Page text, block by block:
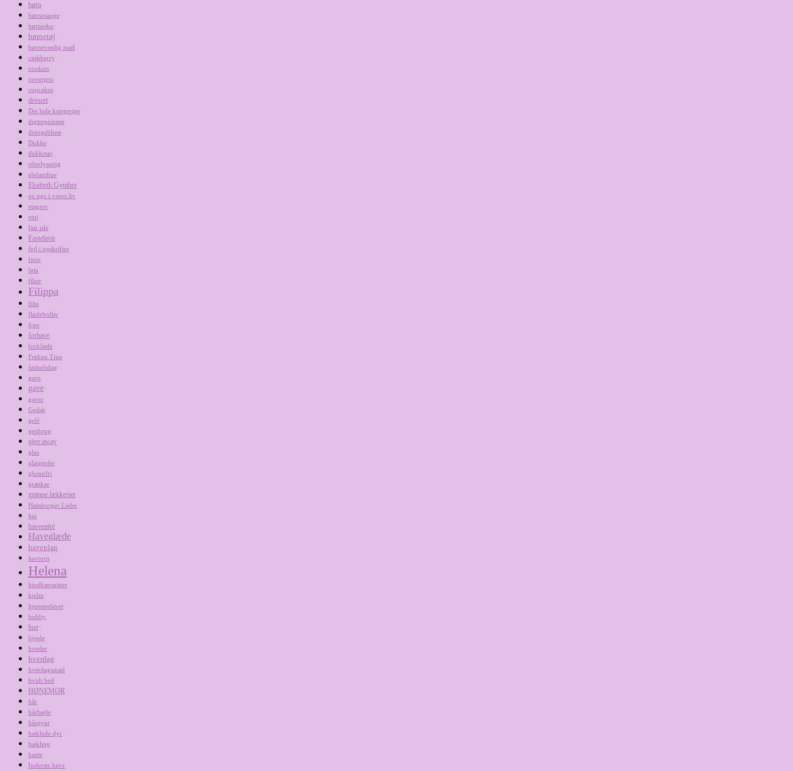
børn
børnesange
børnesko
børnetøj
børnevenlig mad
cashberry
cookies
coverpro
cupcakes
dessert
Det hele kongerige
digterprinsen
drengebluse
Dukke
dukketøj
efterlysning
elefanthue
Elsebeth Gynther
en uge i vores liv
etagere
etui
fair isle
Fastelavn
fejl i opskrifter
ferie
feta
fiber
Filippa
filte
flødeboller
foer
forhave
forklæde
Frøken Tina
fødselsdag
garn
gave
gaver
Geilsk
gelé
genbrug
give away
glas
glasperler
glutenfri
græskar
grønne lækkerier
Hamburger Liebe
hat
haveentré
Haveglæde
haveplan
havtorn
Helena
hindbærsnitter
hjelm
hjemmelavet
hobby
hue
hvede
hveder
hverdag
hverdagsmad
hvidt bed
HØNEMOR
hår
hårbøjle
hårpynt
hæklede dyr
hækling
hætte
Inderste have